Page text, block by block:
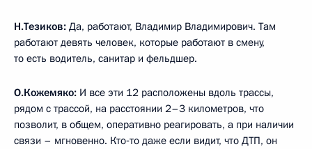
Н.Тезиков: Да, работают, Владимир Владимирович. Там
работают девять человек, которые работают в смену,
то есть водитель, санитар и фельдшер.
О.Кожемяко: И все эти 12 расположены вдоль трассы,
рядом с трассой, на расстоянии 2–3 километров, что
позволит, в общем, оперативно реагировать, а при наличии
связи – мгновенно. Кто‑то даже если видит, что ДТП, он